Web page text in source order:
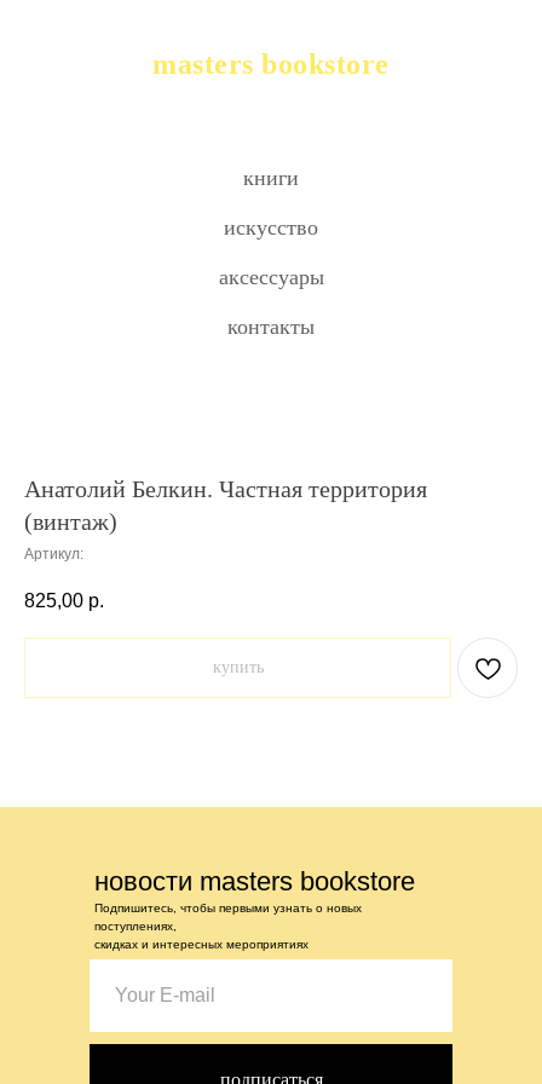
masters bookstore
книги
искусство
аксессуары
контакты
Анатолий Белкин. Частная территория
(винтаж)
Артикул:
825,00 р.
купить
новости masters bookstore
Подпишитесь, чтобы первыми узнать о новых
поступлениях,
скидках и интересных мероприятиях